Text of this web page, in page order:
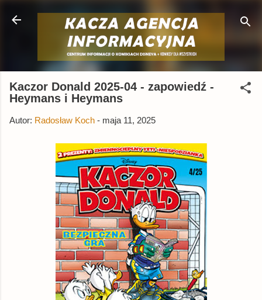
Przejdź do głównej zawartości
Kaczor Donald 2025-04 - zapowiedź -
Heymans i Heymans
Autor: Radosław Koch - maja 11, 2025